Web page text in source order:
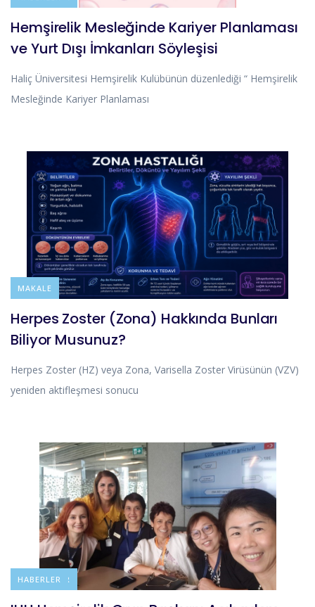
Hemşirelik Mesleğinde Kariyer Planlaması
ve Yurt Dışı İmkanları Söyleşisi
Haliç Üniversitesi Hemşirelik Kulübünün düzenlediği “ Hemşirelik
Mesleğinde Kariyer Planlaması
BLOG
MAKALE
Herpes Zoster (Zona) Hakkında Bunları
Biliyor Musunuz?
Herpes Zoster (HZ) veya Zona, Varisella Zoster Virüsünün (VZV)
yeniden aktifleşmesi sonucu
DUYURULAR
HABERLER